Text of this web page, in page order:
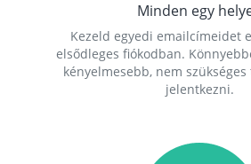
Minden egy
Kezeld egyedi emailcímeidet
elsődleges fiókodban.
kényelmesebb, nem
jelentkezni.